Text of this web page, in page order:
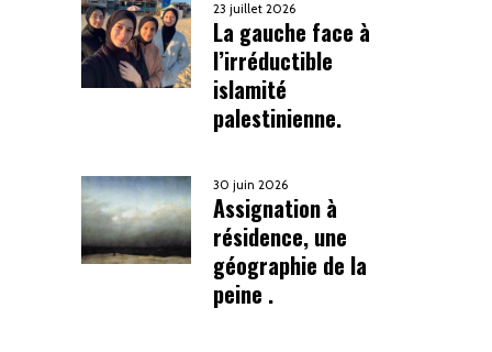
23 juillet 2026
La gauche face à
l’irréductible
islamité
palestinienne.
30 juin 2026
Assignation à
résidence, une
géographie de la
peine .